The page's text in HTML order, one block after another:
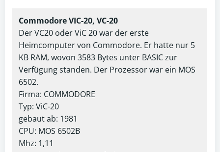
Commodore VIC-20, VC-20
Der VC20 oder ViC 20 war der erste
Heimcomputer von Commodore. Er hatte nur 5
KB RAM, wovon 3583 Bytes unter BASIC zur
Verfügung standen. Der Prozessor war ein MOS
6502.
Firma: COMMODORE
Typ: ViC-20
gebaut ab: 1981
CPU: MOS 6502B
Mhz: 1,11